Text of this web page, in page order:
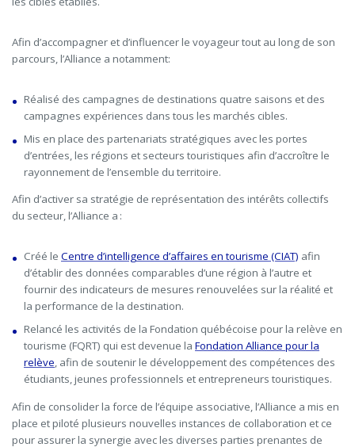
Afin d’accompagner et d’influencer le voyageur tout au long de son
parcours, l’Alliance a notamment:
Réalisé des campagnes de destinations quatre saisons et des
campagnes expériences dans tous les marchés cibles.
Mis en place des partenariats stratégiques avec les portes
d’entrées, les régions et secteurs touristiques afin d’accroître le
rayonnement de l’ensemble du territoire.
Afin d’activer sa stratégie de représentation des intérêts collectifs
du secteur, l’Alliance a :
Créé le Centre d’intelligence d’affaires en tourisme (CIAT) afin
d’établir des données comparables d’une région à l’autre et
fournir des indicateurs de mesures renouvelées sur la réalité et
la performance de la destination.
Relancé les activités de la Fondation québécoise pour la relève en
tourisme (FQRT) qui est devenue la Fondation Alliance pour la
relève, afin de soutenir le développement des compétences des
étudiants, jeunes professionnels et entrepreneurs touristiques.
Afin de consolider la force de l’équipe associative, l’Alliance a mis en
place et piloté plusieurs nouvelles instances de collaboration et ce
pour assurer la synergie avec les diverses parties prenantes de